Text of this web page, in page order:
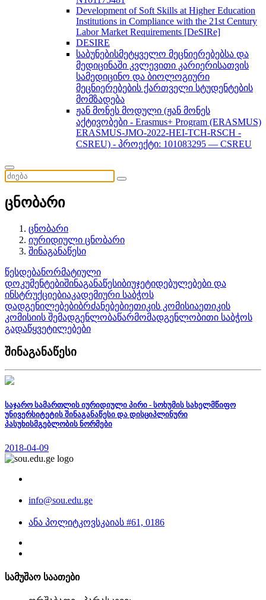
Development of Soft Skills at Higher Education
Institutions in Compliance with the 21st Century
Labor Market Requirements [DeSIRe]
DESIRE
საბუნებისმეტყველო მეცნიერებებსა და
მედიცინაში კვლევითი კარიერისათვის
სამედიცინო და ბიოლოგიური
მეცნიერებების ქართველი სტუდენტების
მომზადება
ჟან მონეს მოდული (ჟან მონეს
აქტივობები - Erasmus+ Program (ERASMUS)
ERASMUS-JMO-2022-HEI-TCH-RSCH -
CSREU) - პროექტი: 101083295 — CSREU
ცნობარი
ცნობარი
იურიდიული ცნობარი
შინაგანაწესი
წესდებანორმატიული
დოკუმენტებიშინაგანაწესიბიუჯეტიდებულებები და
ინსტრუქციებიაკადემიური საბჭოს
დადგენილებებიბრძანებებიეთიკის კომისიაეთიკის
კომისიის შემადგენლობაწარმომადგენლობითი საბჭოს
გადაწყვეტილებები
შინაგანაწესი
საჯარო სამართლის იურიდიული პირი - სოხუმის სახელმწიფო
უნივერსიტეტის შინაგანაწესი და დისციპლინური
პასუხისმგებლობის ნორმები
2018-04-09
info@sou.edu.ge
ანა პოლიტკოვსკაიას #61, 0186
სამუშაო საათები